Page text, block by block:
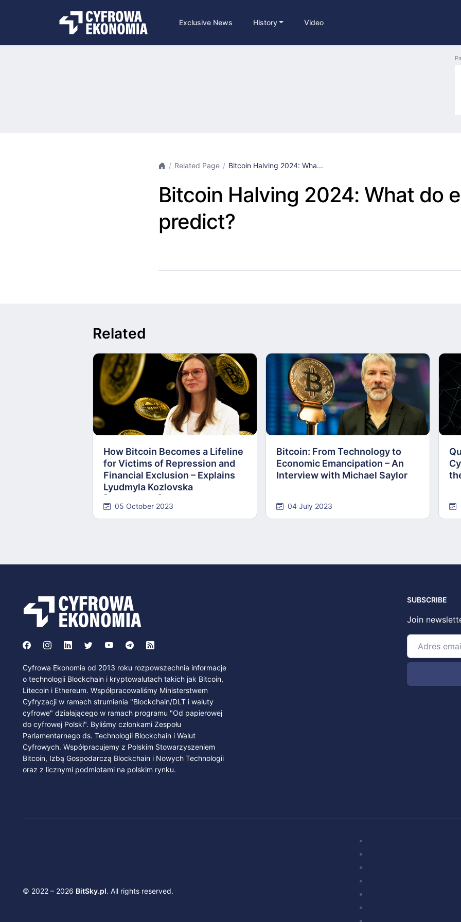
Exclusive News History Video
Related Page Bitcoin Halving 2024: Wha...
Bitcoin Halving 2024: What do
predict?
Related
How Bitcoin Becomes a Lifeline
for Victims of Repression and
Financial Exclusion – Explains
Lyudmyla Kozlovska
05 October 2023
Bitcoin: From Technology to
Economic Emancipation – An
Interview with Michael Saylor
04 July 2023
Cyfrowa Ekonomia od 2013 roku rozpowszechnia informacje
o technologii Blockchain i kryptowalutach takich jak Bitcoin,
Litecoin i Ethereum. Współpracowaliśmy Ministerstwem
Cyfryzacji w ramach strumienia "Blockchain/DLT i waluty
cyfrowe" działającego w ramach programu "Od papierowej
do cyfrowej Polski". Byliśmy członkami Zespołu
Parlamentarnego ds. Technologii Blockchain i Walut
Cyfrowych. Współpracujemy z Polskim Stowarzyszeniem
Bitcoin, Izbą Gospodarczą Blockchain i Nowych Technologii
oraz z licznymi podmiotami na polskim rynku.
SUBSCRIBE
Join
© 2022 – 2026 BitSky.pl. All rights reserved.